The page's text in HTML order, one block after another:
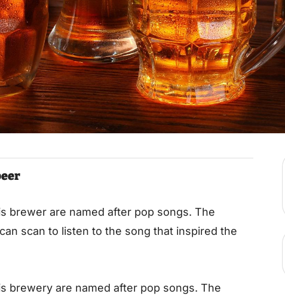
brewer are named after pop songs. The
scan to listen to the song that inspired the
brewery are named after pop songs. The